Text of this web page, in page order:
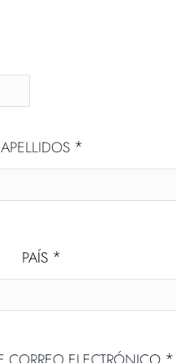
APELLIDOS *
PAÍS *